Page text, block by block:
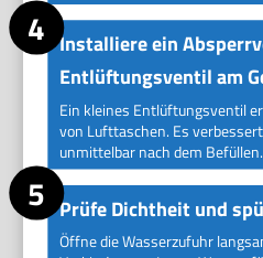
Installiere ein
Entlüftungsventil am
Ein kleines Entlüftungsventil
von Lufttaschen. Es
unmittelbar nach dem Befüllen.
Prüfe Dichtheit und
Öffne die Wasserzufuhr